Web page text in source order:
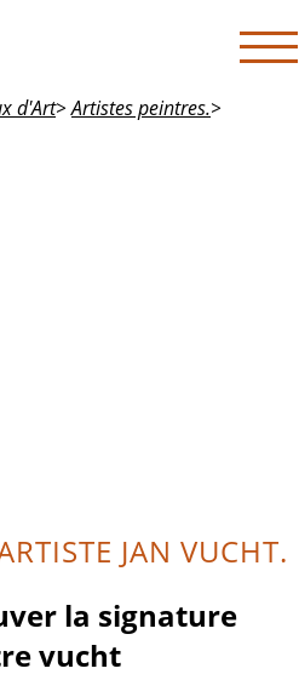
d'Art>Artistes peintres.>
JAN VUCHT.
la signature
vucht